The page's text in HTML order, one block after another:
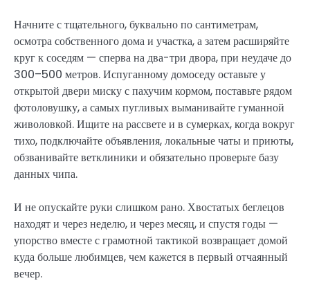
Начните с тщательного, буквально по сантиметрам,
осмотра собственного дома и участка, а затем расширяйте
круг к соседям — сперва на два-три двора, при неудаче до
300–500 метров. Испуганному домоседу оставьте у
открытой двери миску с пахучим кормом, поставьте рядом
фотоловушку, а самых пугливых выманивайте гуманной
живоловкой. Ищите на рассвете и в сумерках, когда вокруг
тихо, подключайте объявления, локальные чаты и приюты,
обзванивайте ветклиники и обязательно проверьте базу
данных чипа.
И не опускайте руки слишком рано. Хвостатых беглецов
находят и через неделю, и через месяц, и спустя годы —
упорство вместе с грамотной тактикой возвращает домой
куда больше любимцев, чем кажется в первый отчаянный
вечер.